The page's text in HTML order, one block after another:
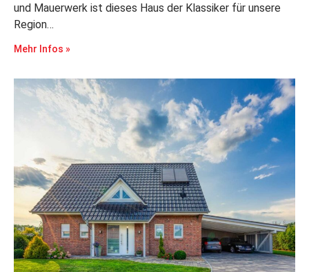
und Mauerwerk ist dieses Haus der Klassiker für unsere
Region…
Mehr Infos »